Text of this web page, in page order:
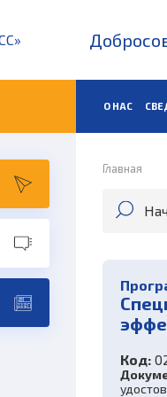
О НАС
Главная
Код: